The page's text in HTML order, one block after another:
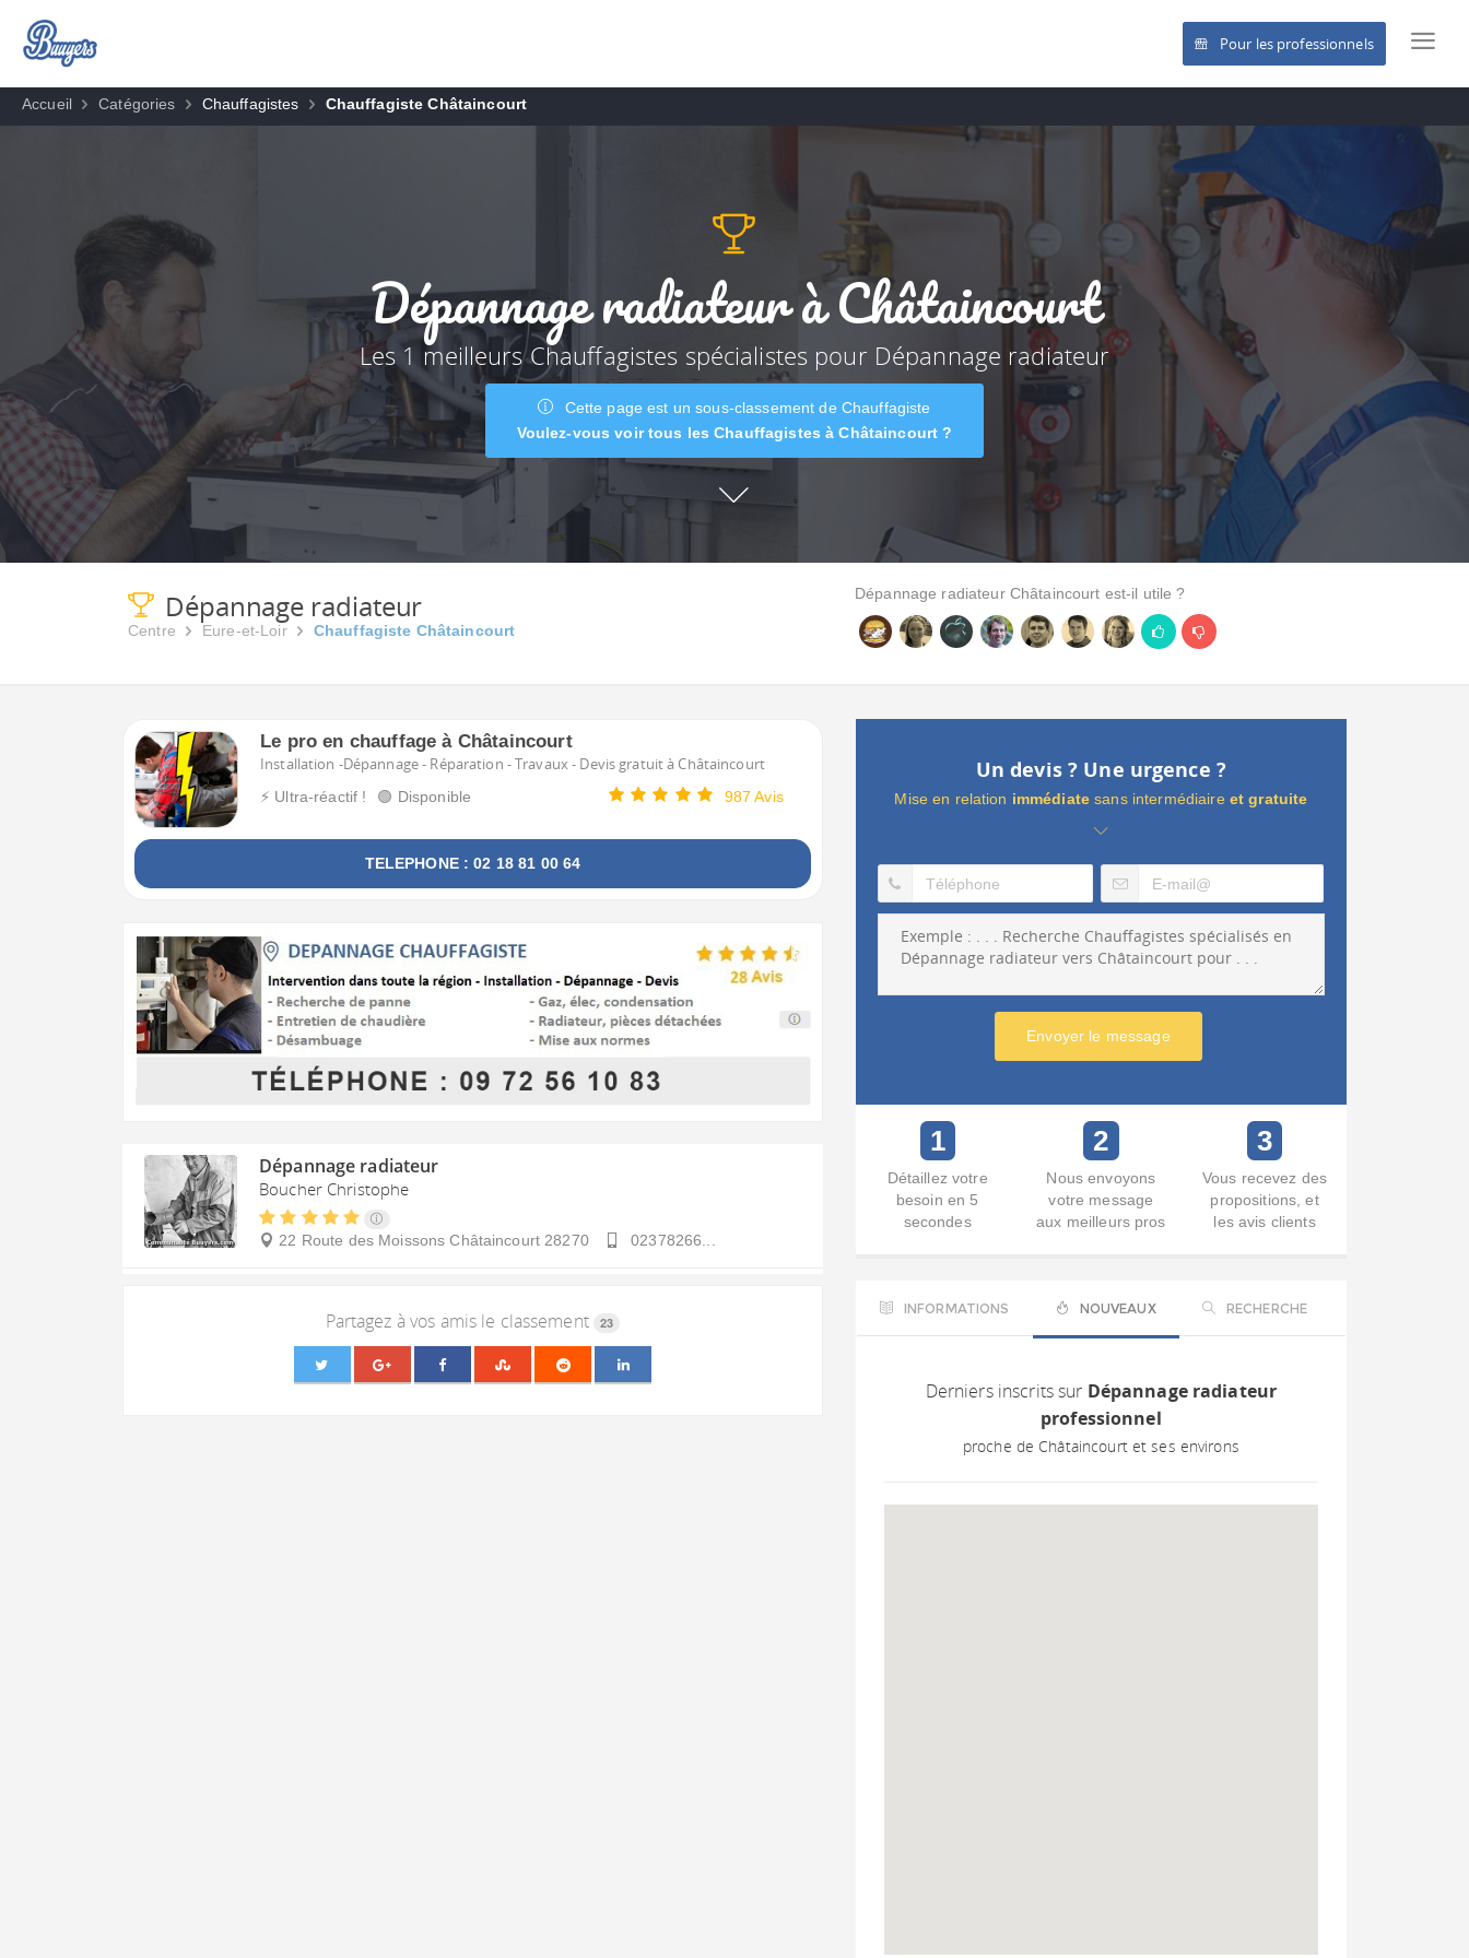
Pour les professionnels
Accueil Catégories Chauffagistes Chauffagiste Châtaincourt
Dépannage radiateur à Châtaincourt
Les 1 meilleurs Chauffagistes spécialistes pour Dépannage radiateur
Cette page est un sous-classement de Chauffagiste
Voulez-vous voir tous les Chauffagistes à Châtaincourt ?
Dépannage radiateur
Centre Eure-et-Loir Chauffagiste Châtaincourt
Dépannage radiateur Châtaincourt est-il utile ?
Le pro en chauffage à Châtaincourt
Installation -Dépannage - Réparation - Travaux - Devis gratuit à Châtaincourt
⚡ Ultra-réactif ! 🟢 Disponible 987 Avis
TELEPHONE : 02 18 81 00 64
Dépannage radiateur
Boucher Christophe
22 Route des Moissons Châtaincourt 28270 02378266...
Partagez à vos amis le classement 23
Un devis ? Une urgence ?
Mise en relation immédiate sans intermédiaire et gratuite
Envoyer le message
1
Détaillez votre
besoin en 5
secondes
2
Nous envoyons
votre message
aux meilleurs pros
3
Vous recevez des
propositions, et
les avis clients
INFORMATIONS NOUVEAUX RECHERCHE
Derniers inscrits sur Dépannage radiateur
professionnel
proche de Châtaincourt et ses environs